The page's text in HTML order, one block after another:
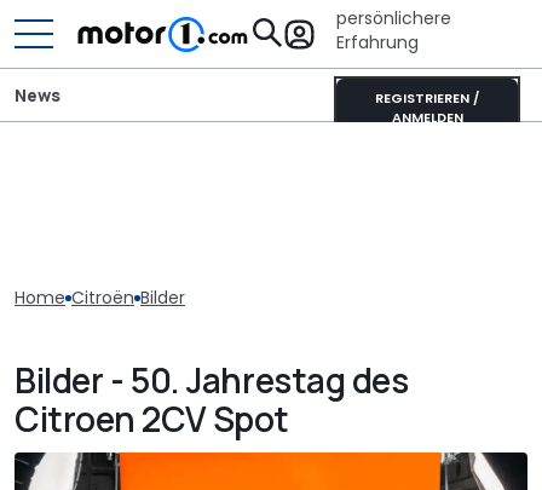
persönlichere
Erfahrung
REGISTRIEREN /
ANMELDEN
News
Home Citroën Bilder
Bilder - 50. Jahrestag des
Citroen 2CV Spot